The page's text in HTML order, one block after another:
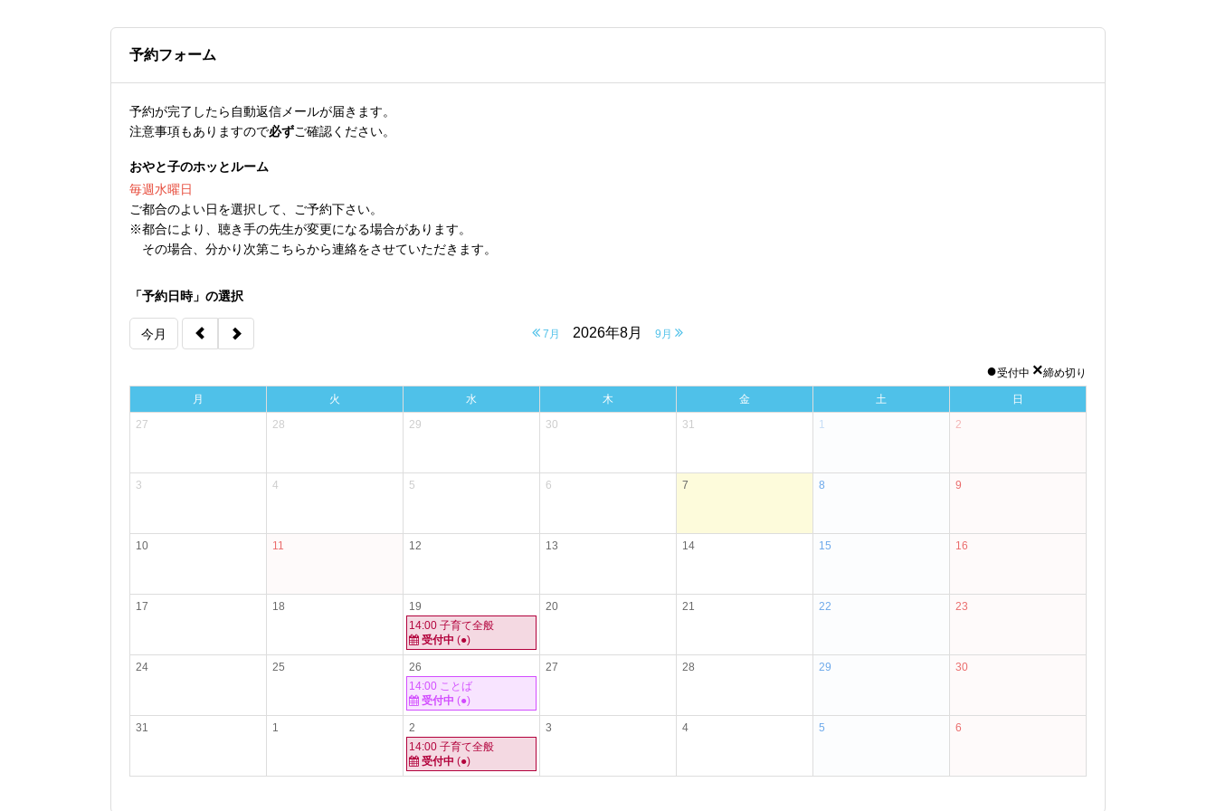
予約フォーム
予約が完了したら自動返信メールが届きます。
注意事項もありますので必ずご確認ください。
おやと子のホッとルーム
毎週水曜日
ご都合のよい日を選択して、ご予約下さい。
※都合により、聴き手の先生が変更になる場合があります。
その場合、分かり次第こちらから連絡をさせていただきます。
「予約日時」の選択
今月 7月 2026年8月 9月
●受付中 ×締め切り
月 火 水 木 金 土
日
27
28 29 30 31 1 2
3 4 5 6 7 8 9
10 11 12 13 14 15 16
17 18
19
14:00 子育て全般
受付中 (●)
20 21 22 23
24 25
26
14:00 ことば
受付中 (●)
27 28 29 30
31 1
2
14:00 子育て全般
受付中 (●)
3 4 5 6